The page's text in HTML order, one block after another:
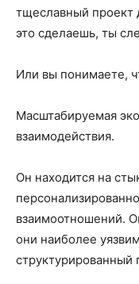
тщеславный проект
это сделаешь, ты
Или вы понимаете,
Масштабируемая
взаимодействия.
Он находится на
взаимоотношений.
они наиболее
структурированный